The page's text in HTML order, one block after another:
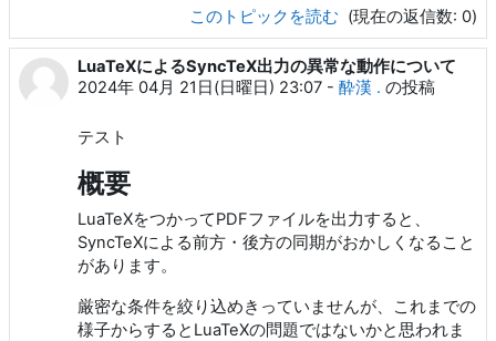
このトピックを読む (現在の返信数: 0)
LuaTeXによるSyncTeX出力の異常な動作について
2024年 04月 21日(日曜日) 23:07 - 酔漢 . の投稿
テスト
概要
LuaTeXをつかってPDFファイルを出力すると、
SyncTeXによる前方・後方の同期がおかしくなること
があります。
厳密な条件を絞り込めきっていませんが、これまでの
様子からするとLuaTeXの問題ではないかと思われま